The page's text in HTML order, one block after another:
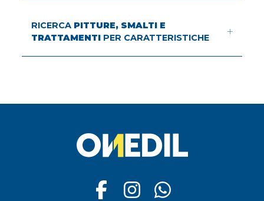
RICERCA PITTURE, SMALTI E
TRATTAMENTI PER CARATTERISTICHE